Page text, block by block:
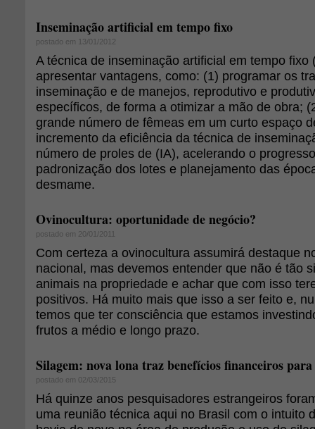
Inseminação artificial em tempo fixo
postado em 13/01/2012
A técnica de inseminação artificial em tempo fixo
apresentar vantagens, como: (1) programar os
inseminação e de manejos, reprodutivo e
específicos, de forma a otimizar a mão de obra;
grande número de fêmeas em um curto espaço
incremento da eficiência da técnica de
número de proles de (IA), acelerando o
padronização dos lotes e planejamento das
desmame.
Ovinocultura: oportunidade de negócio?
postado em 20/01/2011
Com certeza a ovinocultura assumirá destaque
nacional, mas devemos entender que não é tão
animais na propriedade e achar que com isso
positivos. Há muito mais que isso a ser feito e,
temos que ter consciência que estamos
frutos a médio e longo prazo.
Silagem: nova lona traz benefícios financeiros
postado em 02/03/2015
Há quinze anos pesquisadores estrangeiros
uma reunião técnica aqui no Brasil com o intuito